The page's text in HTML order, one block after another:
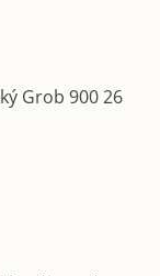
Grob 900 26